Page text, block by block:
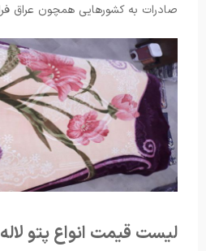
صادرات به کشورهایی همچون عراق
لیست قیمت انواع پتو